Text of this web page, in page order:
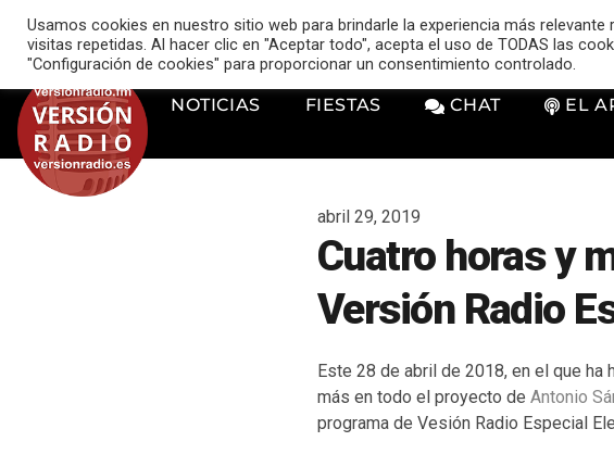
music_note VERSIÓN RADIO
NOTICIAS FIESTAS CHAT EL
abril 29, 2019
Cuatro horas y
Versión Radio
Este 28 de abril de 2018, en el que
más en todo el proyecto de Antonio
programa de Vesión Radio Especial
Usamos cookies en nuestro sitio web para brindarle la experiencia más
visitas repetidas. Al hacer clic en "Aceptar todo", acepta el uso de TODAS las
"Configuración de cookies" para proporcionar un consentimiento controlado.